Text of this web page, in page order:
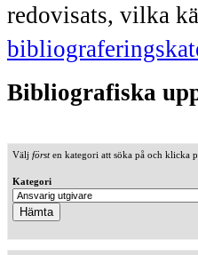
redovisats, vilka
Bibliografiska
Välj försten kategori att söka på och klicka
Kategori